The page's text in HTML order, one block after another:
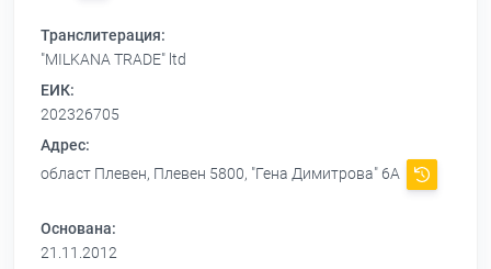
Транслитерация:
"MILKANA TRADE" ltd
ЕИК:
202326705
Адрес:
област Плевен, Плевен 5800, "Гена Димитрова" 6А
Основана:
21.11.2012